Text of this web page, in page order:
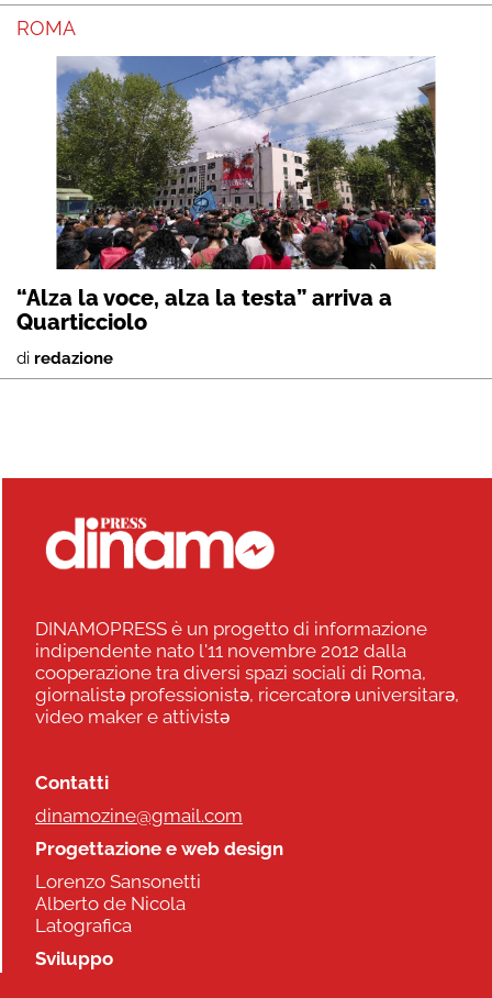
ROMA
“Alza la voce, alza la testa” arriva a
Quarticciolo
di redazione
DINAMOPRESS è un progetto di informazione
indipendente nato l'11 novembre 2012 dalla
cooperazione tra diversi spazi sociali di Roma,
giornalistə professionistə, ricercatorə universitarə,
video maker e attivistə
Contatti
dinamozine@gmail.com
Progettazione e web design
Lorenzo Sansonetti
Alberto de Nicola
Latografica
Sviluppo